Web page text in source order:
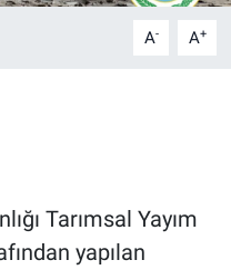
A- A+
Tarımsal Yayım
yapılan